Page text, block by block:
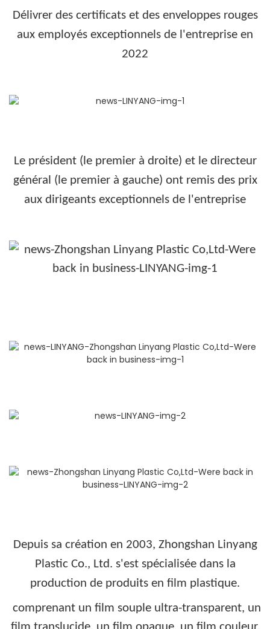
Délivrer des certificats et des enveloppes rouges
aux employés exceptionnels de l'entreprise en
2022
Le président (le premier à droite) et le directeur
général (le premier à gauche) ont remis des prix
aux dirigeants exceptionnels de l'entreprise
Depuis sa création en 2003, Zhongshan Linyang
Plastic Co., Ltd. s'est spécialisée dans la
production de produits en film plastique.
comprenant un film souple ultra-transparent, un